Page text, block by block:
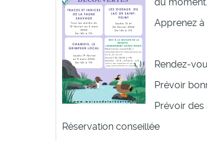
Apprenez à
Rendez-
Prévoir
Prévoir
Réservation conseillée